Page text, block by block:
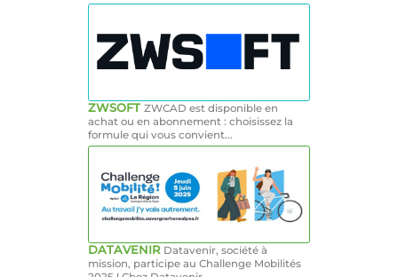
ZWSOFT ZWCAD est disponible en
achat ou en abonnement : choisissez la
formule qui vous convient...
DATAVENIR Datavenir, société à
mission, participe au Challenge Mobilités